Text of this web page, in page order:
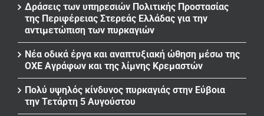
Δράσεις των υπηρεσιών Πολιτικής Προστασίας
της Περιφέρειας Στερεάς Ελλάδας για την
αντιμετώπιση των πυρκαγιών
Νέα οδικά έργα και αναπτυξιακή ώθηση μέσω της
ΟΧΕ Αγράφων και της λίμνης Κρεμαστών
Πολύ υψηλός κίνδυνος πυρκαγιάς στην Εύβοια
την Τετάρτη 5 Αυγούστου